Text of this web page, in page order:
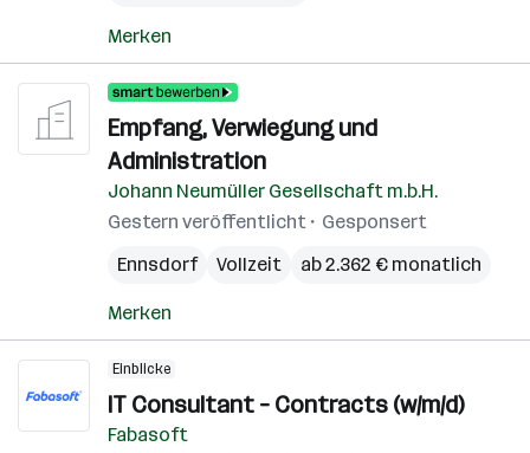
Merken
Empfang, Verwiegung und
Administration
Johann Neumüller Gesellschaft m.b.H.
Gestern veröffentlicht
Gesponsert
Ennsdorf
Vollzeit ab 2.362 € monatlich
Merken
Einblicke
IT Consultant – Contracts (w/m/d)
Fabasoft